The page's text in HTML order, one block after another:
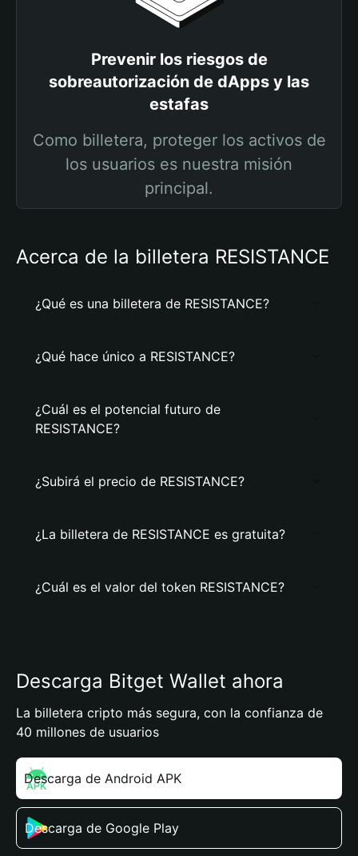
Prevenir los riesgos de
sobreautorización de dApps y las
estafas
Como billetera, proteger los activos de
los usuarios es nuestra misión
principal.
Acerca de la billetera RESISTANCE
¿Qué es una billetera de RESISTANCE?
¿Qué hace único a RESISTANCE?
¿Cuál es el potencial futuro de
RESISTANCE?
¿Subirá el precio de RESISTANCE?
¿La billetera de RESISTANCE es gratuita?
¿Cuál es el valor del token RESISTANCE?
Descarga Bitget Wallet ahora
La billetera cripto más segura, con la confianza de
40 millones de usuarios
Descarga de Android APK
Descarga de Google Play